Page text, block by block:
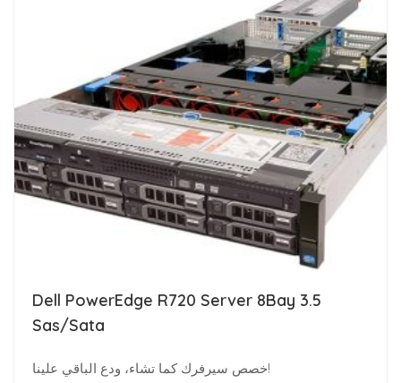
Dell PowerEdge R720 Server 8Bay 3.5
Sas/Sata
خصص سيرفرك كما تشاء، ودع الباقي علينا!